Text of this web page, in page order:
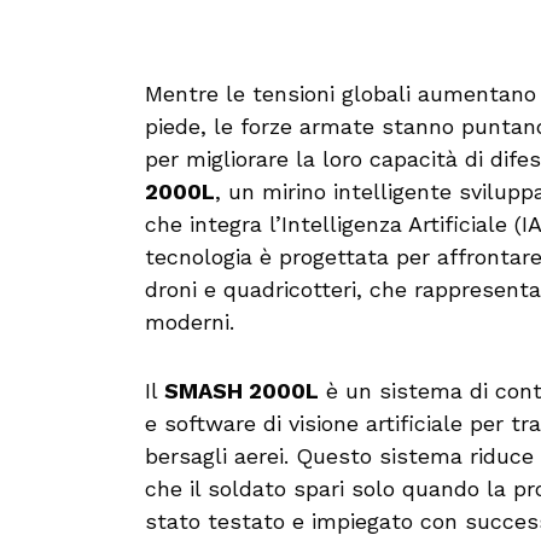
Mentre le tensioni globali
piede, le forze armate stanno
per migliorare la loro capacità di
2000L, un mirino intelligente
che integra l’Intelligenza Artificiale
tecnologia è progettata per
droni e quadricotteri, che
moderni.
Il SMASH 2000L è un sistema di
e software di visione artificiale per
bersagli aerei. Questo sistema
che il soldato spari solo quando la
stato testato e impiegato con